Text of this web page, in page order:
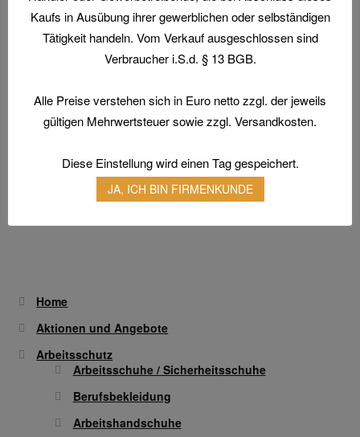
Ausführung wählen
Dieses
Produkt
Varianten
auf.
Optionen
können
auf
Ausführung wählen
Dieses
der
Home
Aktionen und Angebote
Arbeitsschutz
Arbeitsschuhe / Sicherheitsschuhe
Berufsbekleidung
Arbeitshandschuhe
Kaufs in Ausübung ihrer gewerblichen oder selbständigen
Tätigkeit handeln. Vom Verkauf ausgeschlossen sind
Verbraucher i.S.d. § 13 BGB.
Alle Preise verstehen sich in Euro netto zzgl. der jeweils
gültigen Mehrwertsteuer sowie zzgl. Versandkosten.
Diese Einstellung wird einen Tag gespeichert.
JA, ICH BIN FIRMENKUNDE